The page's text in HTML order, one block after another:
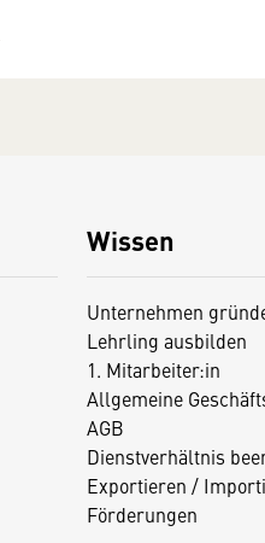
Wissen
Unternehmen
Lehrling ausbilden
1. Mitarbeiter:in
Allgemeine
AGB
Dienstverhältnis
Exportieren /
Förderungen